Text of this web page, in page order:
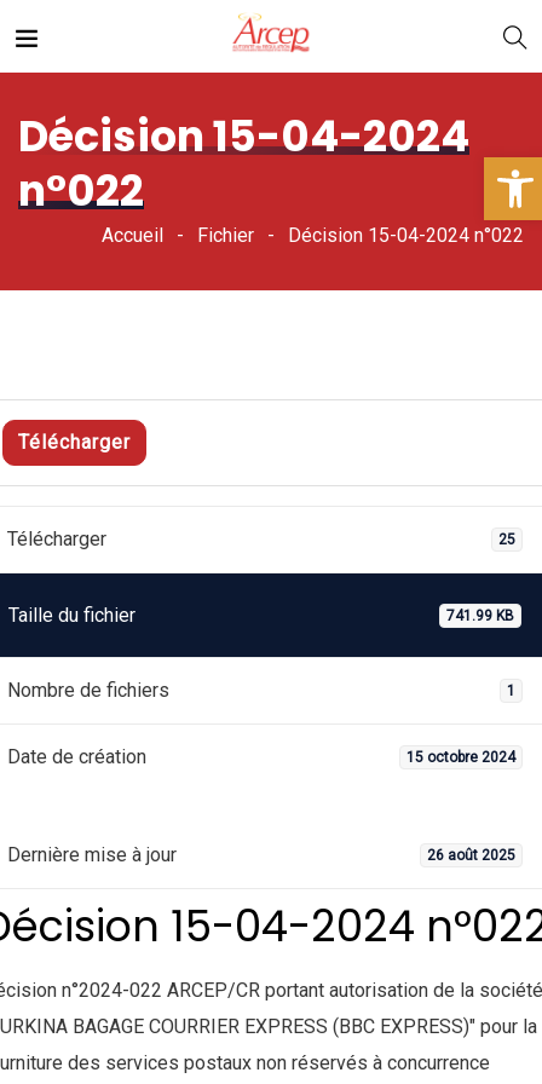
Décision 15-04-2024
n°022
Accueil Fichier Décision 15-04-2024 n°022
Télécharger
Télécharger 25
Taille du fichier 741.99 KB
Nombre de fichiers 1
Date de création 15 octobre 2024
Dernière mise à jour 26 août 2025
15-04-2024
n°2024-022 ARCEP/CR portant autorisation de la société
BAGAGE COURRIER EXPRESS (BBC EXPRESS)" pour la
des services postaux non réservés à concurrence